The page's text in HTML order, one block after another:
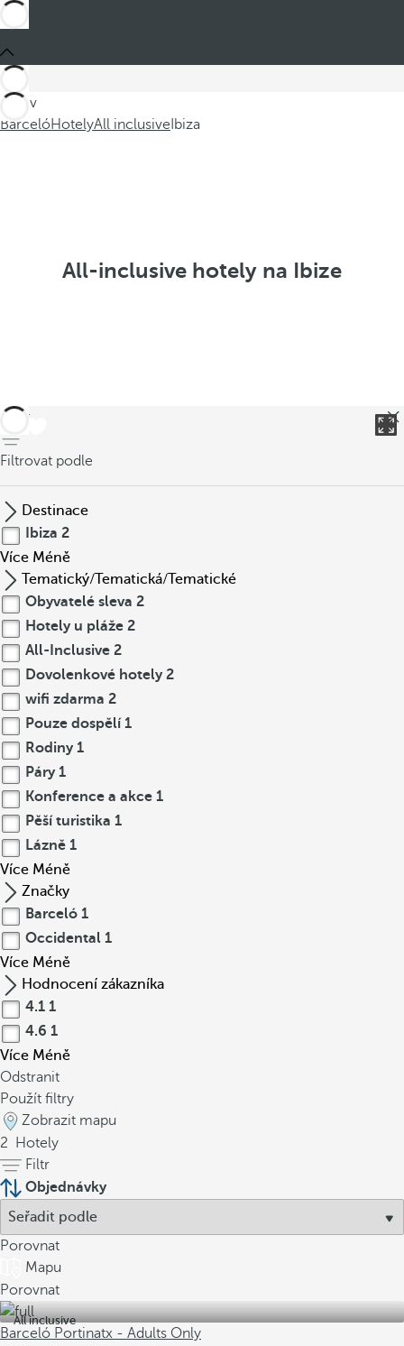
Jste v
BarcelóHotelyAll inclusive Ibiza
All-inclusive hotely na Ibize
Zpět
Filtrovat podle
Destinace
Ibiza 2
Více Méně
Tematický/Tematická/Tematické
Obyvatelé sleva 2
Hotely u pláže 2
All-Inclusive 2
Dovolenkové hotely 2
wifi zdarma 2
Pouze dospělí1
Rodiny 1
Páry 1
Konference a akce 1
Pěší turistika 1
Lázně 1
Více Méně
Značky
Barceló 1
Occidental 1
Více Méně
Hodnocení zákazníka
4.1 1
4.6 1
Více Méně
Odstranit
Použít filtry
Zobrazit mapu
2
Hotely
Filtr
Objednávky
Porovnat
Mapu
Porovnat
All inclusive
Barceló Portinatx - Adults Only